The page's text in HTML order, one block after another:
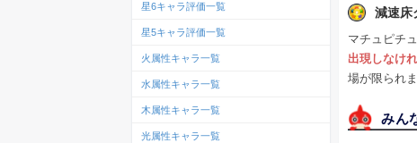
減速床
マチュピチ
出現しなけ
場が限られま
みん
星6キャラ評価一覧
星5キャラ評価一覧
火属性キャラ一覧
水属性キャラ一覧
木属性キャラ一覧
光属性キャラ一覧